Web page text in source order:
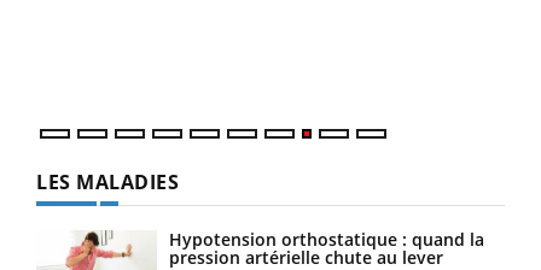
LES MALADIES
Hypotension orthostatique : quand la
pression artérielle chute au lever